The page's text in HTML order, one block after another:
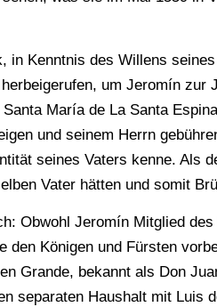
in Kenntnis des Willens
um Jeromín zur
María de La Santa
und seinem Herrn
seines Vaters kenne. Als
Vater hätten und somit
Obwohl Jeromín Mitglied
den Königen und Fürsten
Grande, bekannt als Don
separaten Haushalt mit Luis